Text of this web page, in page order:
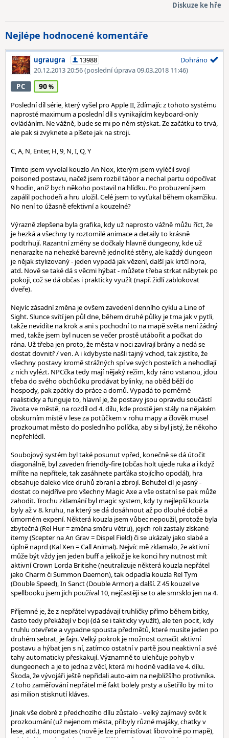
Diskuze ke hře
Nejlépe hodnocené komentáře
ugraugra
13988
20.12.2013 20:56(poslední úprava 09.03.2018 11:46)
Dohráno
PC 90
Poslední díl série, který vyšel pro Apple II, ždímajíc z tohoto systému
naprosté maximum a poslední díl s vynikajícím keyboard-only
ovládáním. Ne vážně, bude se mi po něm stýskat. Ze začátku to trvá,
ale pak si zvyknete a píšete jak na stroji.
C, A, N, Enter, H, 9, N, I, Q, Y
Tímto jsem vyvolal kouzlo An Nox, kterým jsem vyléčil svojí
poisoned postavu, načež jsem rozbil tábor a nechal partu odpočívat
9 hodin, aniž bych někoho postavil na hlídku. Po probuzení jsem
zapálil pochodeň a hru uložil. Celé jsem to vyťukal během okamžiku.
No není to úžasně efektivní a kouzelné?
Výrazně zlepšena byla grafika, kdy už naprosto vážně můžu říct, že
je hezká a všechny ty roztomilé animace a detaily to krásně
podtrhují. Razantní změny se dočkaly hlavně dungeony, kde už
nenarazíte na nehezké barevně jednolité stěny, ale každý dungeon
je nějak stylizovaný - jeden vypadá jak vězení, další jak krtčí nora,
atd. Nově se také dá s věcmi hýbat - můžete třeba strkat nábytek po
pokoji, což se dá občas i prakticky využít (např. židlí zablokovat
dveře).
Nejvíc zásadní změna je ovšem zavedení denního cyklu a Line of
Sight. Slunce svítí jen půl dne, během druhé půlky je tma jak v pytli,
takže nevidíte na krok a ani s pochodní to na mapě světa není žádný
med, takže jsem byl nucen se večer prostě utábořit a počkat do
rána. Už třeba jen proto, že města v noci zavírají brány a nedá se
dostat dovnitř / ven. A i kdybyste našli tajný vchod, tak zjistíte, že
všechny postavy kromě strážných spí ve svých postelích a nehodlají
z nich vylézt. NPCčka tedy mají nějaký režim, kdy ráno vstanou, jdou
třeba do svého obchůdku prodávat bylinky, na oběd běží do
hospody, pak zpátky do práce a domů. Vypadá to poměrně
realisticky a funguje to, hlavní je, že postavy jsou opravdu součástí
života ve městě, na rozdíl od 4. dílu, kde prostě jen stály na nějakém
obskurním místě v lese za potůčkem v rohu mapy a člověk musel
prozkoumat město do posledního políčka, aby si byl jistý, že někoho
nepřehlédl.
Soubojový systém byl také posunut vpřed, konečně se dá útočit
diagonálně, byl zaveden friendly-fire (občas holt ujede ruka a i když
míříte na nepřítele, tak zasáhnete parťáka stojícího opodál), hra
obsahuje daleko více druhů zbraní a zbrojí. Bohužel cíl je jasný -
dostat co nejdříve pro všechny Magic Axe a vše ostatní se pak může
zahodit. Trochu zklamání byl magic system, kdy ty nejlepší kouzla
byly až v 8. kruhu, na který se dá dosáhnout až po dlouhé době a
úmorném expení. Některá kouzla jsem vůbec nepoužil, protože byla
zbytečná (Rel Hur = změna směru větru), jejich roli zastaly získané
itemy (Scepter na An Grav = Dispel Field) či se ukázaly jako slabé a
úplně naprd (Kal Xen = Call Animal). Nejvíc mě zklamalo, že aktivní
může být vždy jen jeden buff a jelikož je ke konci hry nutnost mít
aktivní Crown Lorda Britishe (neutralizuje některá kouzla nepřátel
jako Charm či Summon Daemon), tak odpadla kouzla Rel Tym
(Double Speed), In Sanct (Double Armor) a další. Z 45 kouzel ve
spellbooku jsem jich používal 10, nejčastěji se to ale smrsklo jen na 4.
Příjemné je, že z nepřátel vypadávají truhličky přímo během bitky,
často tedy překážejí v boji (dá se i takticky využít), ale ten pocit, kdy
truhlu otevřete a vypadne spousta předmětů, které musíte jeden po
druhém sebrat, je fajn. Velký pokrok je možnost označit aktivní
postavu a hýbat jen s ní, zatímco ostatní v partě jsou neaktivní a své
tahy automaticky přeskakují. Významně to ulehčuje pohyb v
dungeonech a je to jedna z věcí, která mi hodně vadila ve 4. dílu.
Škoda, že vývojáři ještě nepřidali auto-aim na nejbližšího protivníka.
Z toho zaměřování nepřátel mě fakt bolely prsty a ušetřilo by mi to
asi milion stisknutí kláves.
Jinak vše dobré z předchozího dílu zůstalo - velký zajímavý svět k
prozkoumání (už nejenom města, přibyly různé majáky, chatky v
lese, atd.), moongates (nově je lze přemisťovat libovolně po mapě),